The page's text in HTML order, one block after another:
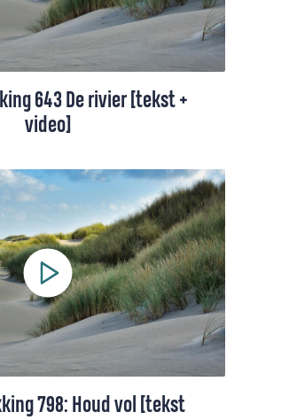
643 De rivier [tekst +
video]
over Gods vergiffenis. Bij
altijd opnieuw beginnen.
798: Houd vol [tekst